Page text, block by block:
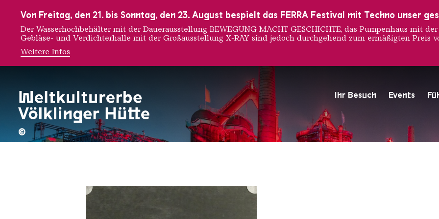
Ihr Besuch Events
Claude Cahun
Hochofengruppe in Rot
Copyright:
©
Von Freitag, den 21. bis Sonntag, den 23. August bespielt das FERRA Festival mit Techno unser
Der Wasserhochbehälter mit der Dauerausstellung BEWEGUNG MACHT GESCHICHTE, das Pumpenhaus mit
Gebläse- und Verdichterhalle mit der Großausstellung X-RAY sind jedoch durchgehend zum ermäßigten Preis
Weitere Infos